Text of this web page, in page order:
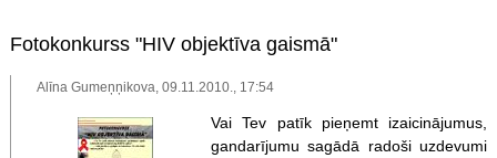
Fotokonkurss "HIV objektīva gaismā"
Alīna Gumeņņikova, 09.11.2010., 17:54
Vai Tev patīk pieņemt izaicinājumus,
gandarījumu sagādā radoši uzdevumi